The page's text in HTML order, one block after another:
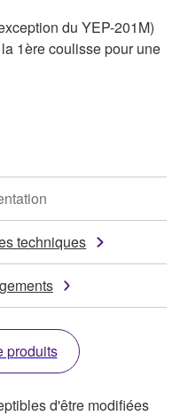
du YEP-201M)
1ère coulisse pour une
techniques
produits
d'être modifiées